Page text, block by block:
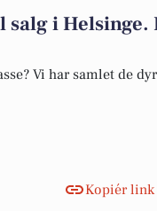
salg i
Vi har samlet de
Kopiér link